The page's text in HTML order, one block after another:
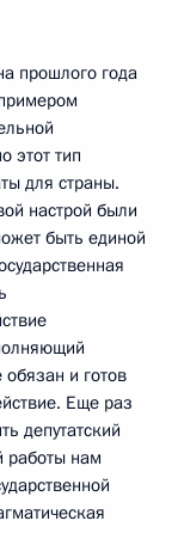
прошлого года
этот тип
для страны.
настрой были
быть единой
и готов
Еще раз
депутатский
работы нам